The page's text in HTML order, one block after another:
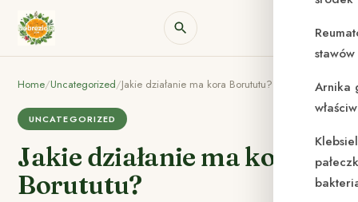
Arnika
Home/Uncategorized/Jakie działanie ma kora Borututu?
UNCATEGORIZED
Jakie działanie ma kora
Borututu?